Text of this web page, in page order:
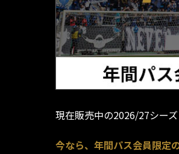
現在販売中の2026/27シー
今なら、年間パス会員限定